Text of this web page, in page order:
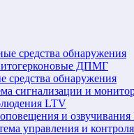
средства обнаружения
ДПМГ
средства обнаружения
сигнализации и
LTV
и озвучивания
управления и